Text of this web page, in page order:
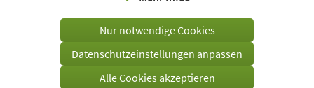
einem
Tab)
Nur notwendige Cookies
Datenschutzeinstellungen anpassen
Alle Cookies akzeptieren